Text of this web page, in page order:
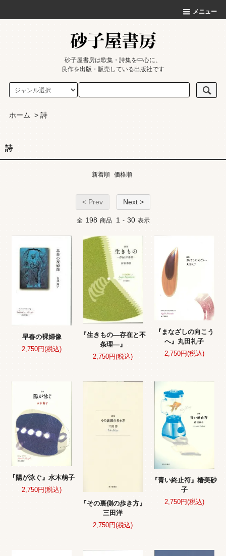
メニュー
砂子屋書房は歌集・詩集を中心に、
良作を出版・販売している出版社です
ホーム > 詩
詩
新着順 価格順
< Prev Next >
全 198 商品 1 - 30 表示
早春の裸婦像
2,750円(税込)
『生きもの—存在と不
条理—』
2,750円(税込)
『まなざしの向こう
へ』丸田礼子
2,750円(税込)
『陽が泳ぐ』水木萌子
2,750円(税込)
『その裏側の歩き方』
三田洋
2,750円(税込)
『青い終止符』椿美砂
子
2,750円(税込)